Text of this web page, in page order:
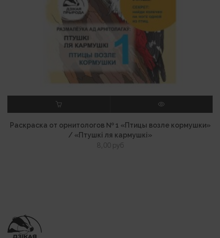
Раскраска от орнитологов № 1 «Птицы возле кормушки»
/ «Птушкі ля кармушкі»
8,00 руб